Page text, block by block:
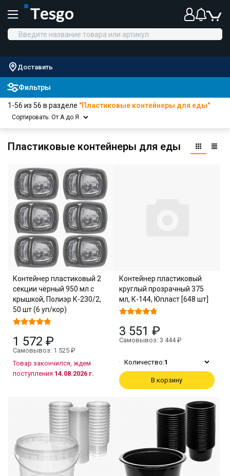
Доставить
Фильтры
1-56 из 56 в разделе "Пластиковые контейнеры для еды"
Сортировать: От А до Я
Пластиковые контейнеры для еды
Контейнер пластиковый 2
секции чёрный 950 мл с
крышкой, Полиэр К-230/2,
50 шт (6 уп/кор)
1 572 ₽
Самовывоз: 1 525 ₽
Товар закончился, ждем
поступления 14.08.2026 г.
Контейнер пластиковый
круглый прозрачный 375
мл, К-144, Юпласт [648 шт]
3 551 ₽
Самовывоз: 3 444 ₽
Количество:1
В корзину